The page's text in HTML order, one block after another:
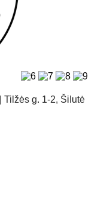
Tilžės g. 1-2, Šilutė